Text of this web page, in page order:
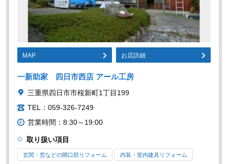
MAP お店詳細
一新助家 四日市西店 アール工房
三重県四日市市桜新町1丁目199
TEL：059-326-7249
営業時間：8:30～19:00
取り扱い項目
玄関・窓などの開口部リフォーム 内装・室内建具リフォーム